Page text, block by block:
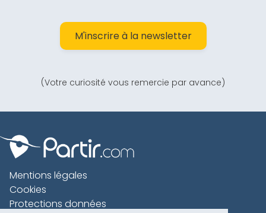
M'inscrire à la newsletter
(Votre curiosité vous remercie par avance)
Mentions légales
Cookies
Protections données